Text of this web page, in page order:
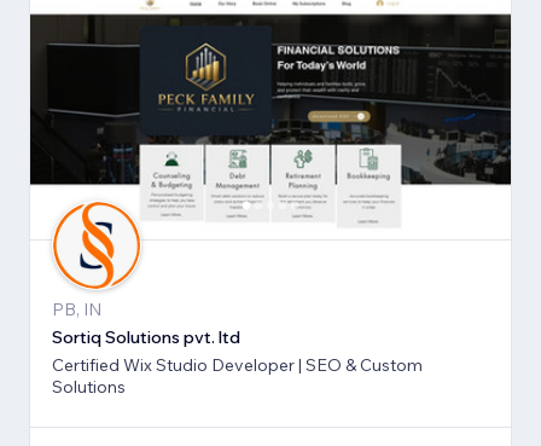
PB, IN
Sortiq Solutions pvt. ltd
Certified Wix Studio Developer | SEO & Custom
Solutions